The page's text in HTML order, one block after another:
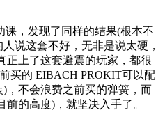
，发现了同样的结果(根本不
说这套不好，无非是说太硬，
正上了这套避震的玩家，都很
买的 EIBACH PROKIT可以配
，不会浪费之前买的弹簧，而
前的高度)，就坚决入手了。